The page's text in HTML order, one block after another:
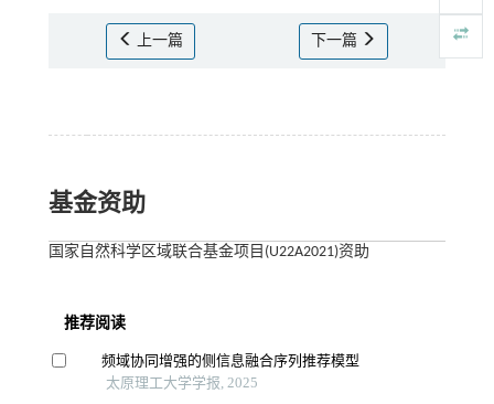
上一篇 下一篇
基金资助
国家自然科学区域联合基金项目(U22A2021)资助